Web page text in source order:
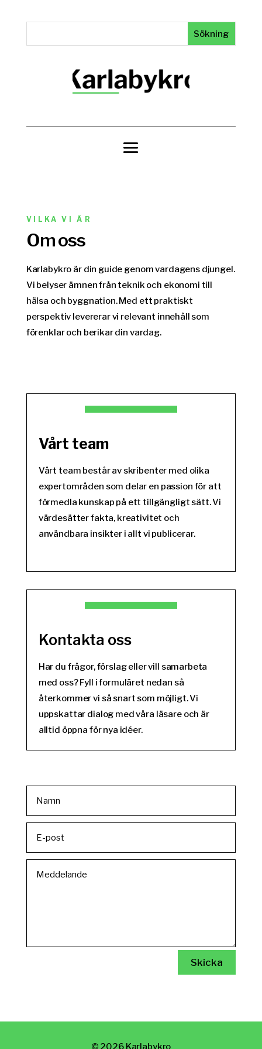
VILKA VI ÄR
Om oss
Karlabykro är din guide genom vardagens djungel.
Vi belyser ämnen från teknik och ekonomi till
hälsa och byggnation. Med ett praktiskt
perspektiv levererar vi relevant innehåll som
förenklar och berikar din vardag.
Vårt team
Vårt team består av skribenter med olika
expertområden som delar en passion för att
förmedla kunskap på ett tillgängligt sätt. Vi
värdesätter fakta, kreativitet och
användbara insikter i allt vi publicerar.
Kontakta oss
Har du frågor, förslag eller vill samarbeta
med oss? Fyll i formuläret nedan så
återkommer vi så snart som möjligt. Vi
uppskattar dialog med våra läsare och är
alltid öppna för nya idéer.
Skicka
© 2026 Karlabykro